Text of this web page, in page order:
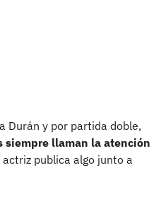
Durán y por partida doble,
siempre llaman la atención
publica algo junto a